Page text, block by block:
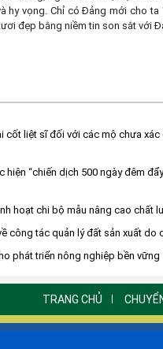
hy vọng. Chỉ có Đảng mới cho
đẹp bằng niềm tin son sắt với
cốt liệt sĩ đối với các mộ chưa
hiện “chiến dịch 500 ngày đêm
hoạt chi bộ mẫu nâng cao chất
công tác quản lý đất sản xuất do
phát triển nông nghiệp bền vững
TRANG CHỦ